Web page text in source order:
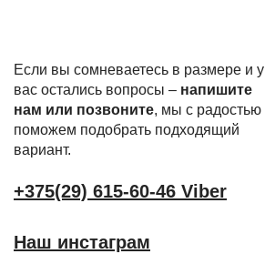
Если вы сомневаетесь в размере и у
вас остались вопросы – напишите
нам или позвоните, мы с радостью
поможем подобрать подходящий
вариант.
+375(29) 615-60-46 Viber
Наш инстаграм